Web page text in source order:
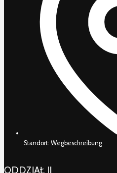
Standort: Wegbeschreibung
ODDZIAŁ II